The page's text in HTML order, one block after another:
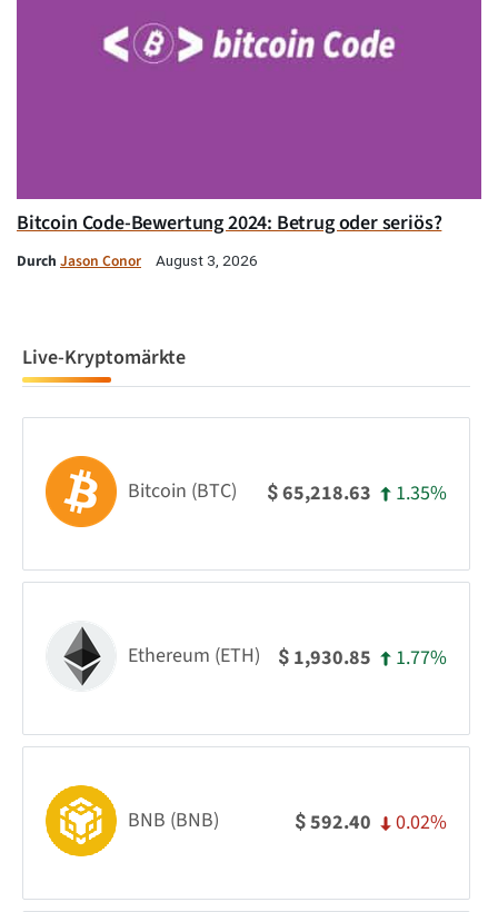
Bitcoin Code-Bewertung 2024: Betrug oder seriös?
Durch Jason Conor August 3, 2026
Live-Kryptomärkte
Bitcoin (BTC) $65,218.63 1.35%
Ethereum (ETH) $ 1,930.85 1.77%
BNB (BNB) $592.40 0.02%